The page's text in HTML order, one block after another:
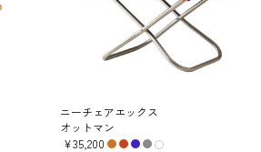
ニーチェアエックス
オットマン
¥35,200